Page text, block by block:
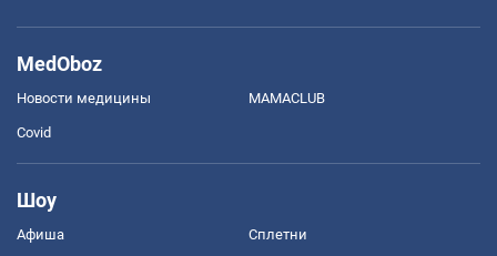
MedOboz
Новости медицины MAMACLUB
Covid
Шоу
Афиша Сплетни